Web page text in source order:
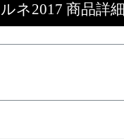
ネ2017 商品詳細